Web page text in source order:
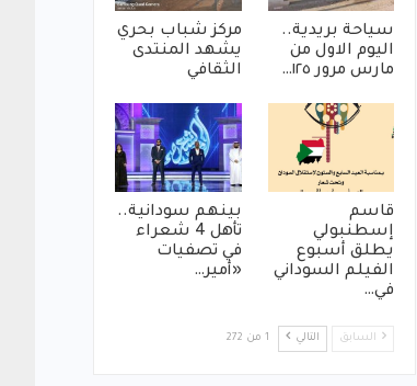
سياحة بريدية..
اليوم الاول من
مارس مرور ١٢٥…
مركز شباب بحري
يشهد المنتدى
الثقافي
قاسم
إسطنبولي
يطلق أسبوع
الفيلم السوداني
في…
بينهم سودانية..
تأهل 4 شعراء
في تصفيات
«أمير…
السابق التالي 1 من 272